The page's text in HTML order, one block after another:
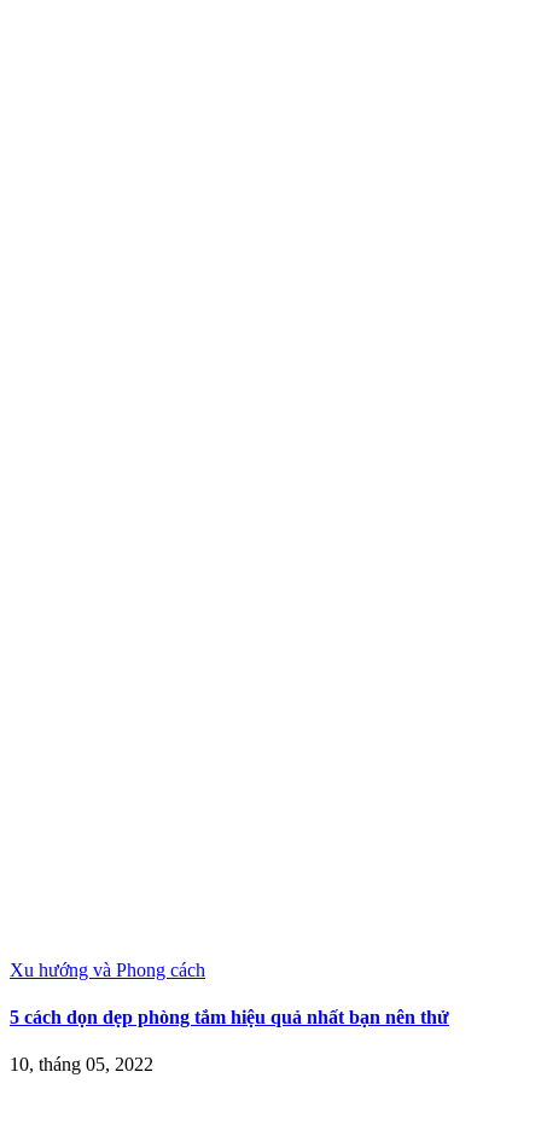
Xu hướng và Phong cách
5 cách dọn dẹp phòng tắm hiệu quả nhất bạn nên thử
10, tháng 05, 2022